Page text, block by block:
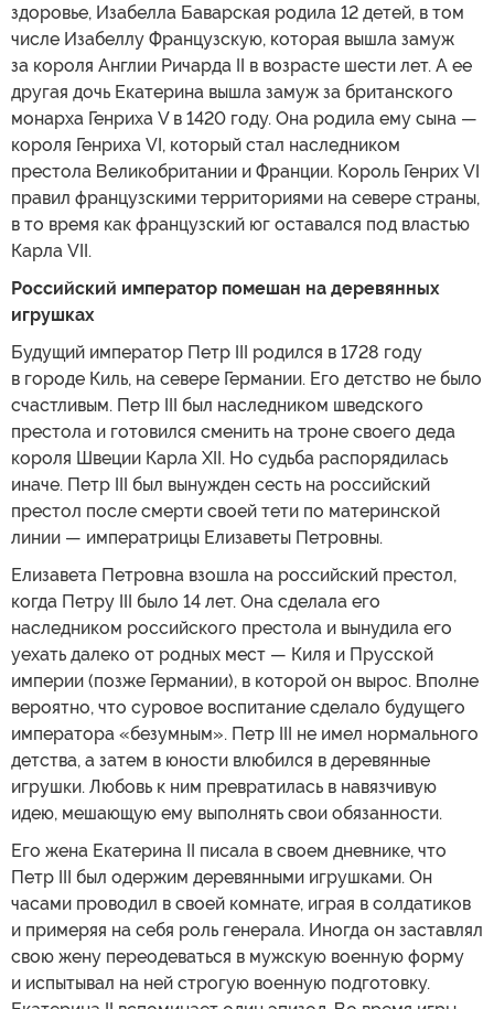
здоровье, Изабелла Баварская родила 12 детей, в том
числе Изабеллу Французскую, которая вышла замуж
за короля Англии Ричарда II в возрасте шести лет. А ее
другая дочь Екатерина вышла замуж за британского
монарха Генриха V в 1420 году. Она родила ему сына —
короля Генриха VI, который стал наследником
престола Великобритании и Франции. Король Генрих VI
правил французскими территориями на севере страны,
в то время как французский юг оставался под властью
Карла VII.
Российский император помешан на деревянных
игрушках
Будущий император Петр III родился в 1728 году
в городе Киль, на севере Германии. Его детство не было
счастливым. Петр III был наследником шведского
престола и готовился сменить на троне своего деда
короля Швеции Карла XII. Но судьба распорядилась
иначе. Петр III был вынужден сесть на российский
престол после смерти своей тети по материнской
линии — императрицы Елизаветы Петровны.
Елизавета Петровна взошла на российский престол,
когда Петру III было 14 лет. Она сделала его
наследником российского престола и вынудила его
уехать далеко от родных мест — Киля и Прусской
империи (позже Германии), в которой он вырос. Вполне
вероятно, что суровое воспитание сделало будущего
императора «безумным». Петр III не имел нормального
детства, а затем в юности влюбился в деревянные
игрушки. Любовь к ним превратилась в навязчивую
идею, мешающую ему выполнять свои обязанности.
Его жена Екатерина II писала в своем дневнике, что
Петр III был одержим деревянными игрушками. Он
часами проводил в своей комнате, играя в солдатиков
и примеряя на себя роль генерала. Иногда он заставлял
свою жену переодеваться в мужскую военную форму
и испытывал на ней строгую военную подготовку.